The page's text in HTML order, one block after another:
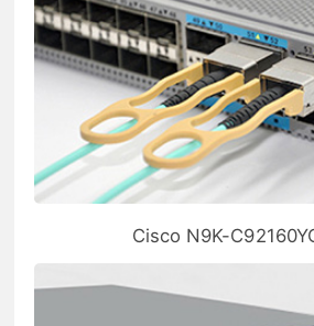
Cisco N9K-